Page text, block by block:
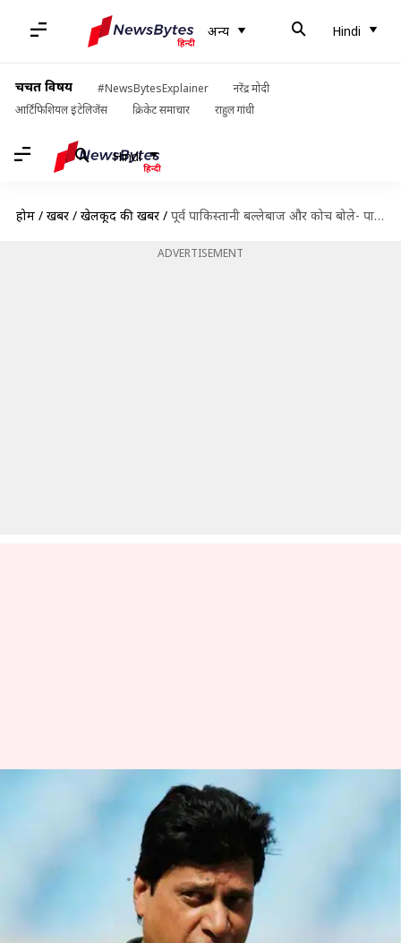
अन्य Hindi
चर्चित विषय #NewsBytesExplainer
नरेंद्र मोदी
आर्टिफिशियल इंटेलिजेंस
क्रिकेट समाचार राहुल गांधी
Hindi
होम / खबरें / खेलकूद की खबरें / पूर्व पाकिस्तानी बल्लेबाज और कोच बोले- पाकिस्तान के 11 में से आठ खिलाड़ी नहीं है फिट
ADVERTISEMENT
पूर्व पाकिस्तानी बल्लेबाज और कोच
बोले- पाकिस्तान के 11 में से आठ
खिलाड़ी नहीं है फिट
Apr 06, 2020 07:35 pm
क्या है खबर?